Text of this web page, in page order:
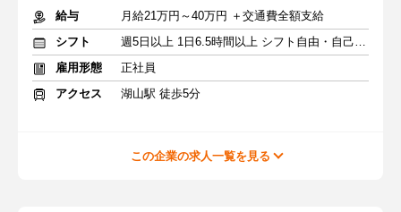
給与
月給21万円～40万円 ＋交通費全額支給
シフト
週5日以上 1日6.5時間以上 シフト自由・自己申告
雇用形態
正社員
アクセス
湖山駅 徒歩5分
この企業の求人一覧を見る